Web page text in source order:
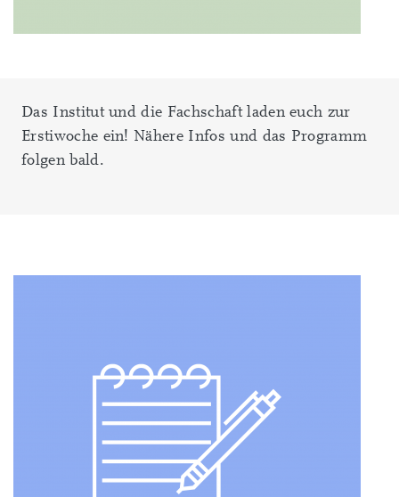
Das Institut und die Fachschaft laden euch zur
Erstiwoche ein! Nähere Infos und das Programm
folgen bald.